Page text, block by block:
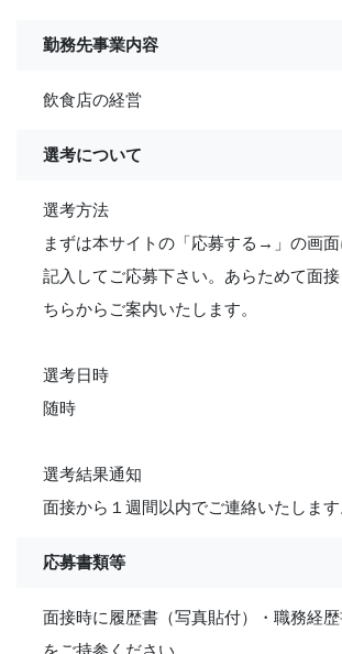
勤務先事業内容
飲食店の経営
選考について
選考方法
まずは本サイトの「応募する→」の画
記入してご応募下さい。あらためて面
ちらからご案内いたします。
選考日時
随時
選考結果通知
面接から１週間以内でご連絡いたします
応募書類等
面接時に履歴書（写真貼付）・職務経歴
をご持参ください。